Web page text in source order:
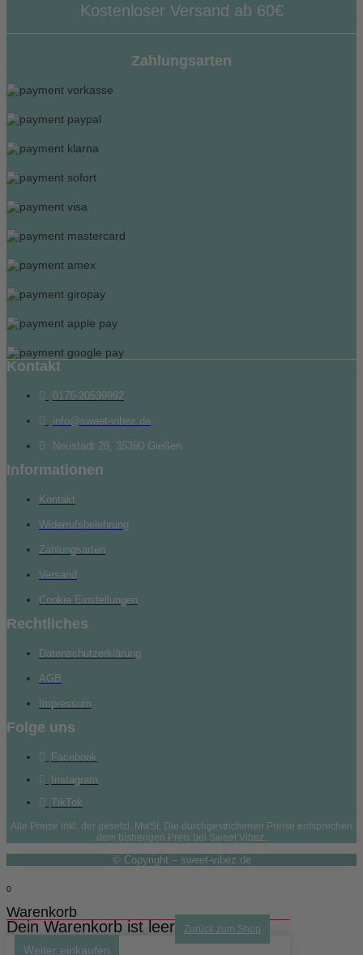
Kostenloser Versand ab 60€
Zahlungsarten
Kontakt
0176-20539992
info@sweet-vibez.de
Neustadt 28, 35390 Gießen
Informationen
Kontakt
Widerrufsbelehrung
Zahlungsarten
Versand
Cookie Einstellungen
Rechtliches
Datenschutzerklärung
AGB
Impressum
Folge uns
Facebook
Instagram
TikTok
Alle Preise inkl. der gesetzl. MwSt. Die durchgestrichenen Preise entsprechen
dem bisherigen Preis bei Sweet Vibez.
© Copyright – sweet-vibez.de
0
Warenkorb
Dein Warenkorb ist leer Zurück zum Shop
Weiter einkaufen